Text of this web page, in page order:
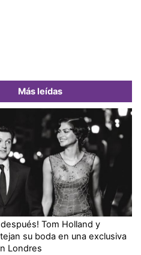
Más leídas
Tom Holland y
su boda en una exclusiva
Londres